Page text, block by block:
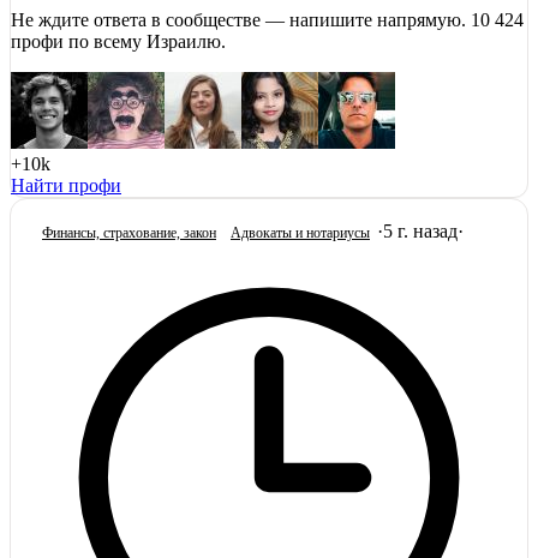
Не ждите ответа в сообществе — напишите напрямую. 10 424
профи по всему Израилю.
+10k
Найти профи
Финансы, страхование, закон Адвокаты и нoтариусы ·5 г. назад·